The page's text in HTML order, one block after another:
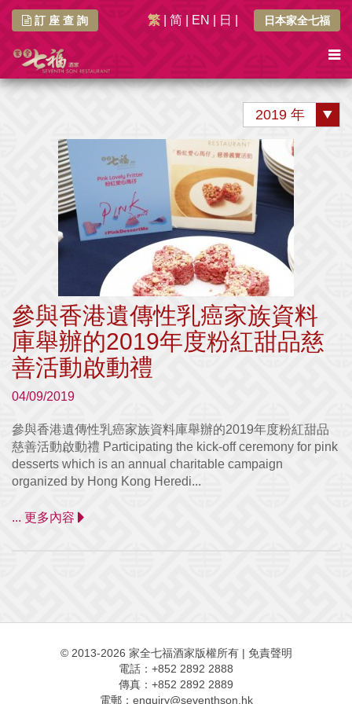
日本家全七福
繁 简 EN 日
訂 座 查 詢
2019 年
參與香港遺傳性乳癌家族資料
庫舉辦的2019年度粉紅甜品慈
善活動啟動禮
04/09/2019
參與香港遺傳性乳癌家族資料庫舉辦的2019年度粉紅甜品
慈善活動啟動禮 Participating the kick-off ceremony for pink
desserts which is an annual charitable campaign
organized by Hong Kong Heredi...
... 更多內容
© 2013-2026 家全七福酒家版權所有| 免責聲明
電話：+852 2892 2888
傳真：+852 2892 2889
電郵： enquiry@seventhson.hk